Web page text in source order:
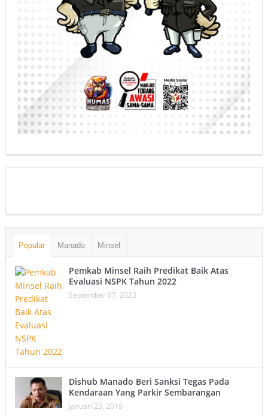
Popular Manado Minsel
Pemkab Minsel Raih Predikat Baik Atas
Evaluasi NSPK Tahun 2022
September 07, 2023
Dishub Manado Beri Sanksi Tegas Pada
Kendaraan Yang Parkir Sembarangan
Januari 23, 2019